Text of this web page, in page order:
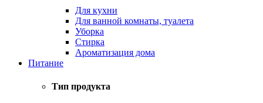
Для кухни
Для ванной комнаты, туалета
Уборка
Стирка
Ароматизация дома
Питание
Тип продукта